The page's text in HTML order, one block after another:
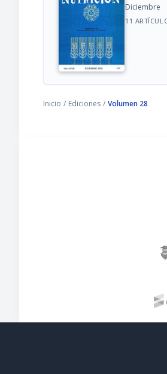
Diciembre
11
Inicio / Ediciones / Volumen 28